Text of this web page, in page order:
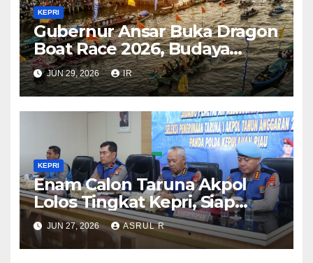
KEPRI
Gubernur Ansar Buka Dragon
Boat Race 2026, Budaya
Bahari Dongkrak Pariwisata
Kepri
JUN 29, 2026 IR
KEPRI
Enam Calon Taruna Akpol
Lolos Tingkat Kepri, Siap
Mengikuti Seleksi Akpol
Tingkat Pusat 2 Juli 2026
JUN 27, 2026 ASRUL R